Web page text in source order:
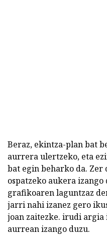
Beraz, ekintza-plan bat
aurrera ulertzeko, eta
bat egin beharko da. Zer
ospatzeko aukera
grafikoaren laguntzaz
jarri nahi izanez gero
joan zaitezke. irudi
aurrean izango duzu.